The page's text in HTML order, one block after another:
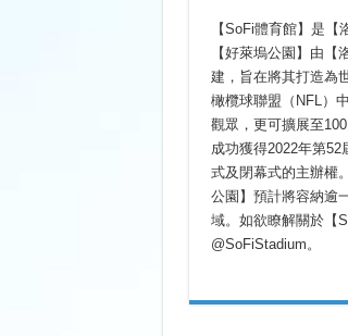
【SoFi體育館】是
【好萊塢公園】由
建，旨在將其打造為
橄欖球聯盟（NFL）
觀眾，更可擴展至
成功獲得2022年第
式及閉幕式的主辦權
公園】預計將容納逾
域。如欲瞭解關於【
@SoFiStadium。